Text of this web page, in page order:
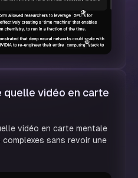
vidéo en carte
vidéo en carte mentale
sans revoir une